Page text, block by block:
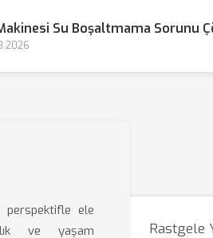
Su Boşaltmama Sorunu
perspektifle ele
ve yaşam
Rastgele